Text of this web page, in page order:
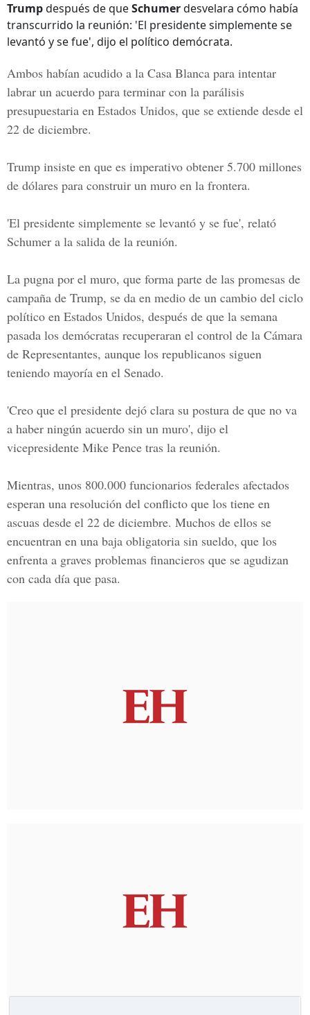
Trumpdespués de queSchumerdesvelara cómo había
transcurrido la reunión: 'El presidente simplemente se
levantó y se fue', dijo el político demócrata.
Ambos habían acudido a la Casa Blanca para intentar
labrar un acuerdo para terminar con la parálisis
presupuestaria en Estados Unidos, que se extiende desde el
22 de diciembre.
Trump insiste en que es imperativo obtener 5.700 millones
de dólares para construir un muro en la frontera.
'El presidente simplemente se levantó y se fue', relató
Schumer a la salida de la reunión.
La pugna por el muro, que forma parte de las promesas de
campaña de Trump, se da en medio de un cambio del ciclo
político en Estados Unidos, después de que la semana
pasada los demócratas recuperaran el control de la Cámara
de Representantes, aunque los republicanos siguen
teniendo mayoría en el Senado.
'Creo que el presidente dejó clara su postura de que no va
a haber ningún acuerdo sin un muro', dijo el
vicepresidente Mike Pence tras la reunión.
Mientras, unos 800.000 funcionarios federales afectados
esperan una resolución del conflicto que los tiene en
ascuas desde el 22 de diciembre. Muchos de ellos se
encuentran en una baja obligatoria sin sueldo, que los
enfrenta a graves problemas financieros que se agudizan
con cada día que pasa.